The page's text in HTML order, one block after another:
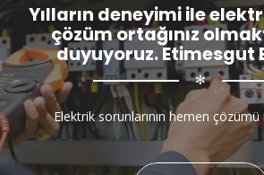
Yılların deneyimi ile
çözüm ortağınız
duyuyoruz. Etimesgut
✻
Elektrik sorunlarının hemen çözümü